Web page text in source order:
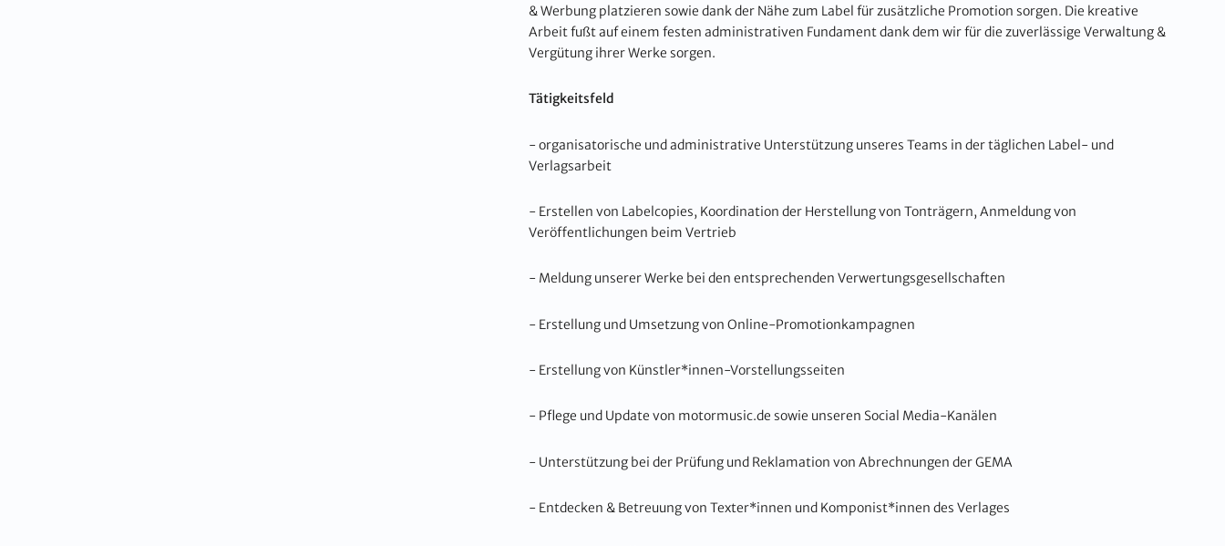
& Werbung platzieren sowie dank der Nähe zum Label für zusätzliche Promotion sorgen. Die kreative
Arbeit fußt auf einem festen administrativen Fundament dank dem wir für die zuverlässige Verwaltung &
Vergütung ihrer Werke sorgen.
Tätigkeitsfeld
- organisatorische und administrative Unterstützung unseres Teams in der täglichen Label- und
Verlagsarbeit
- Erstellen von Labelcopies, Koordination der Herstellung von Tonträgern, Anmeldung von
Veröffentlichungen beim Vertrieb
- Meldung unserer Werke bei den entsprechenden Verwertungsgesellschaften
- Erstellung und Umsetzung von Online-Promotionkampagnen
- Erstellung von Künstler*innen-Vorstellungsseiten
- Pflege und Update von motormusic.de sowie unseren Social Media-Kanälen
- Unterstützung bei der Prüfung und Reklamation von Abrechnungen der GEMA
- Entdecken & Betreuung von Texter*innen und Komponist*innen des Verlages